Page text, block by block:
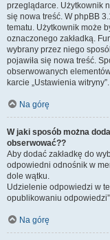
przeglądarce. Użytkownik
się nowa treść. W phpBB
tematu. Użytkownik może
oznaczonego zakładką.
wybrany przez niego
pojawiła się nowa treść.
obserwowanych
karcie „Ustawienia witryny”.
Na górę
W jaki sposób można
obserwować??
Aby dodać zakładkę do
odpowiedni odnośnik w
dole wątku.
Udzielenie odpowiedzi w
opublikowaniu
Na górę